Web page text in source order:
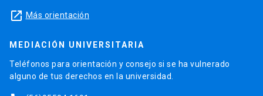
launch Más orientación
MEDIACIÓN UNIVERSITARIA
Teléfonos para orientación y consejo si se ha vulnerado
alguno de tus derechos en la universidad.